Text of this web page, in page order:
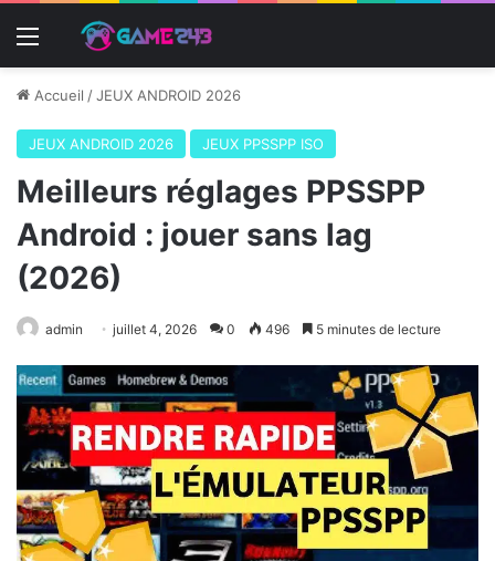
Menu
Accueil /JEUX ANDROID 2026
JEUX ANDROID 2026 JEUX PPSSPP ISO
Meilleurs réglages PPSSPP
Android : jouer sans lag
(2026)
admin juillet 4, 2026 0 496 5 minutes de lecture